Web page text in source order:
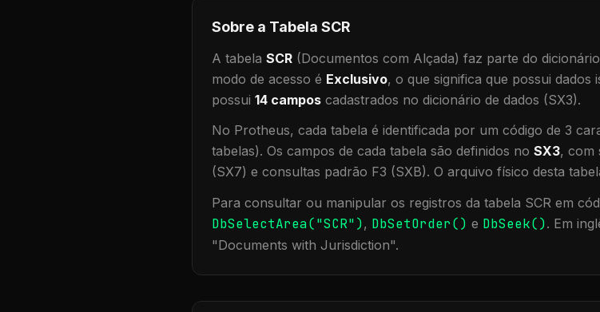
Sobre a Tabela SCR
A tabela SCR (Documentos com Alçada) faz parte do
modo de acesso é Exclusivo, o que significa que possui dados
possui 14 campos cadastrados no dicionário de dados (SX3).
No Protheus, cada tabela é identificada por um código de 3
tabelas). Os campos de cada tabela são definidos no SX3, com
(SX7) e consultas padrão F3 (SXB). O arquivo físico desta
Para consultar ou manipular os registros da tabela SCR em
DbSelectArea("SCR"), DbSetOrder() e DbSeek(). Em
"Documents with Jurisdiction".